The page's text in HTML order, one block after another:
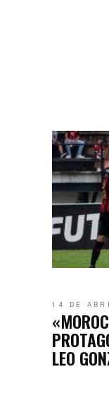
14 DE
LEO